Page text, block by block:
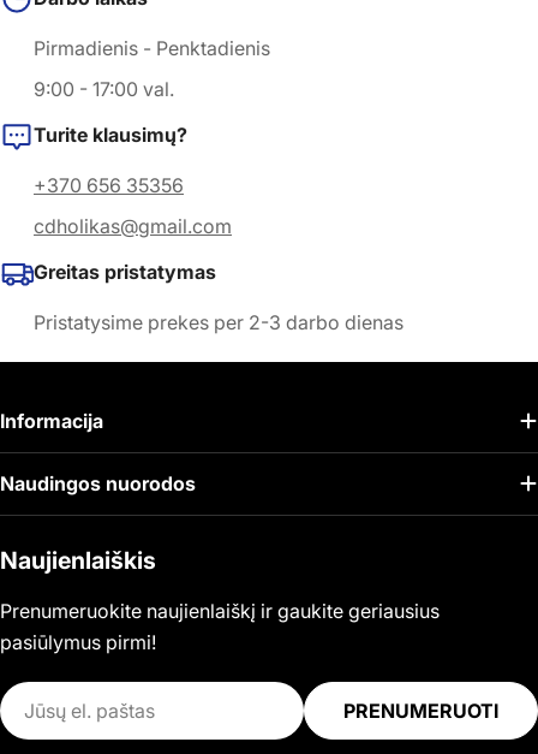
Pirmadienis - Penktadienis
9:00 - 17:00 val.
Turite klausimų?
+370 656 35356
cdholikas@gmail.com
Greitas pristatymas
Pristatysime prekes per 2-3 darbo dienas
Naujienlaiškis
Prenumeruokite naujienlaiškį ir gaukite geriausius
pasiūlymus pirmi!
El.
paštas
PRENUMERUOTI
Informacija
Naudingos nuorodos